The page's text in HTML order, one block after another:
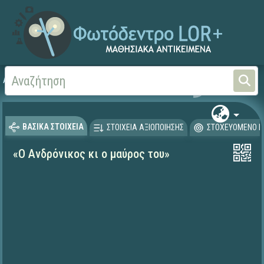
Αρχική Γλώσσα και Λογοτεχνία
ΒΑΣΙΚΑ ΣΤΟΙΧΕΙΑ ΣΤΟΙΧΕΙΑ ΑΞΙΟΠΟΙΗΣΗΣ ΣΤΟΧΕΥΟΜΕΝΟ
«Ο Ανδρόνικος κι ο μαύρος του»